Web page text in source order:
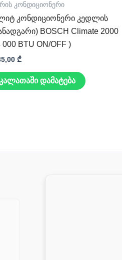
კონდიციონერი
კონდიციონერი კედლის
BOSCH Climate 2000
000 BTU ON/OFF )
₾
კალათაში დამატება